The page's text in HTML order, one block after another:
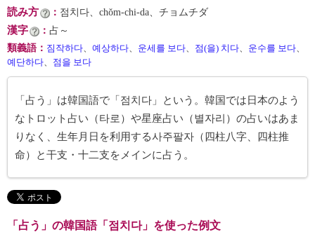
読み方 ： 점치다、chŏm-chi-da、チョムチダ
漢字 ： 占～
類義語 ： 짐작하다、 예상하다、 운세를 보다、 점(을) 치다、 운수를 보다、
예단하다、 점을 보다
「占う」は韓国語で「점치다」という。韓国では日本のよう
なトロット占い（타로）や星座占い（별자리）の占いはあま
りなく、生年月日を利用する사주팔자（四柱八字、四柱推
命）と干支・十二支をメインに占う。
「占う」の韓国語「점치다」を使った例文